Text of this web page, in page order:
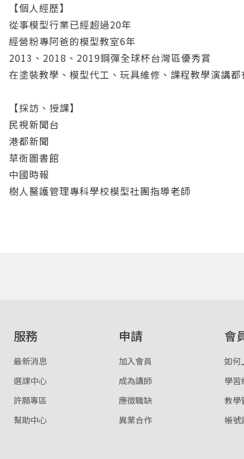
按下註冊即代表你同意我們的
【個人經歷】
從事模型行業已經超過20年
經營粉專阿爸的模型教室6年
2013、2018、2019鋼彈全球杯台灣區優秀賞
在塗裝教學、模型代工、玩具維修、課程教學演講
【採訪、授課】
民視新聞台
港都新聞
草衙圖書館
中國時報
樹人醫護管理專科學校模型社團指導老師
服務
最新消息
選課中心
許願專區
幫助中心
申請
加入會員
成為講師
應徵職缺
異業合作
會
如何
學習
教學
帳號